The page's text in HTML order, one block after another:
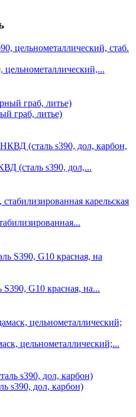
граб, литье)
(сталь s390, дол,...
G10 красная, на...
цельнометаллический;...
s390, дол, карбон)